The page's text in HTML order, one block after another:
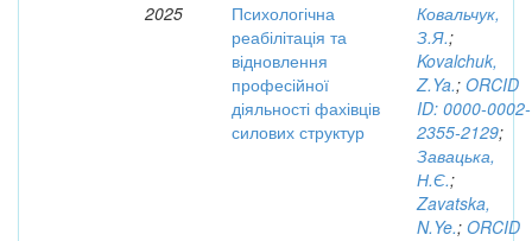
2025
Психологічна
реабілітація та
відновлення
професійної
діяльності фахівців
силових структур
Ковальчук,
З.Я.;
Kovalchuk,
Z.Ya.; ORCID
ID: 0000-0002-
2355-2129;
Завацька,
Н.Є.;
Zavatska,
N.Ye.; ORCID